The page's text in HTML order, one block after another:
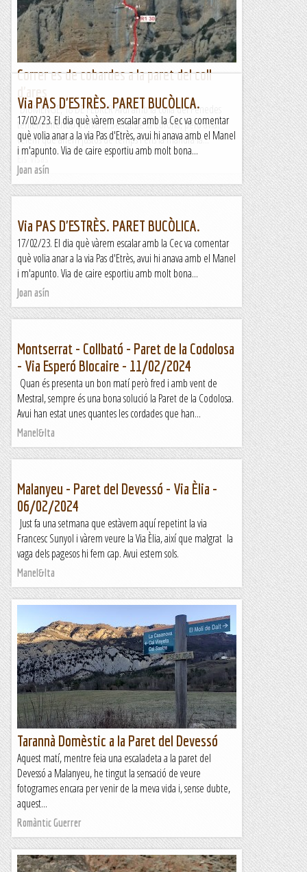
Correr es de cobardes a la paret del coll
DIUMENGE, 18 DE FEBRER Avui amb la colla del Penedes
teníem intenció d'anar al Serrat de la Corona, però aviat
veiem que anem justos de temps i ens fa mandra la...
Els Visas
Via PAS D'ESTRÈS. PARET BUCÒLICA.
17/02/23. El dia què vàrem escalar amb la Cec va comentar
què volia anar a la via Pas d'Etrès, avui hi anava amb el Manel
i m'apunto. Via de caire esportiu amb molt bona...
Joan asín
Via PAS D'ESTRÈS. PARET BUCÒLICA.
17/02/23. El dia què vàrem escalar amb la Cec va comentar
què volia anar a la via Pas d'Etrès, avui hi anava amb el Manel
i m'apunto. Via de caire esportiu amb molt bona...
Joan asín
Montserrat - Collbató - Paret de la Codolosa
- Via Esperó Blocaire - 11/02/2024
Quan és presenta un bon matí però fred i amb vent de
Mestral, sempre és una bona solució la Paret de la Codolosa.
Avui han estat unes quantes les cordades que han...
Manel&Ita
Malanyeu - Paret del Devessó - Via Èlia -
06/02/2024
Just fa una setmana que estàvem aquí repetint la via
Francesc Sunyol i vàrem veure la Via Èlia, així que malgrat la
vaga dels pagesos hi fem cap. Avui estem sols.
Manel&Ita
Tarannà Domèstic a la Paret del Devessó
Aquest matí, mentre feia una escaladeta a la paret del
Devessó a Malanyeu, he tingut la sensació de veure
fotogrames encara per venir de la meva vida i, sense dubte,
aquest...
Romàntic Guerrer